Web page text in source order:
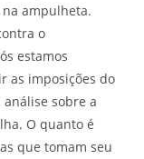
ampulheta.
o
estamos
as imposições do
análise sobre a
O quanto é
que tomam seu